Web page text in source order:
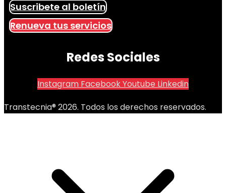
Suscribete al boletín
Renueva tus servicios
Redes Sociales
Instagram FacebookYoutube Linkedin
Transtecnia® 2026. Todos los derechos reservados.